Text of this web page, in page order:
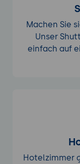
Machen Sie
Unser
einfach auf
Hotelzimmer